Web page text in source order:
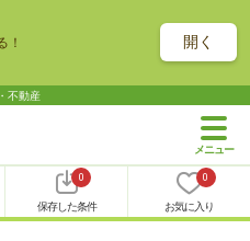
！ 開く
不動産
0
保存した条件
0
お気に入り